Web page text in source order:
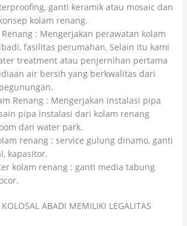
ganti keramik atau mosaic dan
kolam renang.
: Mengerjakan perawatan kolam
fasilitas perumahan, Selain itu kami
treatment atau penjernihan pertama
air bersih yang berkwalitas dari
Renang : Mengerjakan instalasi pipa
pipa instalasi dari kolam renang
dan water park.
renang : service gulung dinamo, ganti
kapasitor.
kolam renang : ganti media tabung
ABADI MEMILIKI LEGALITAS